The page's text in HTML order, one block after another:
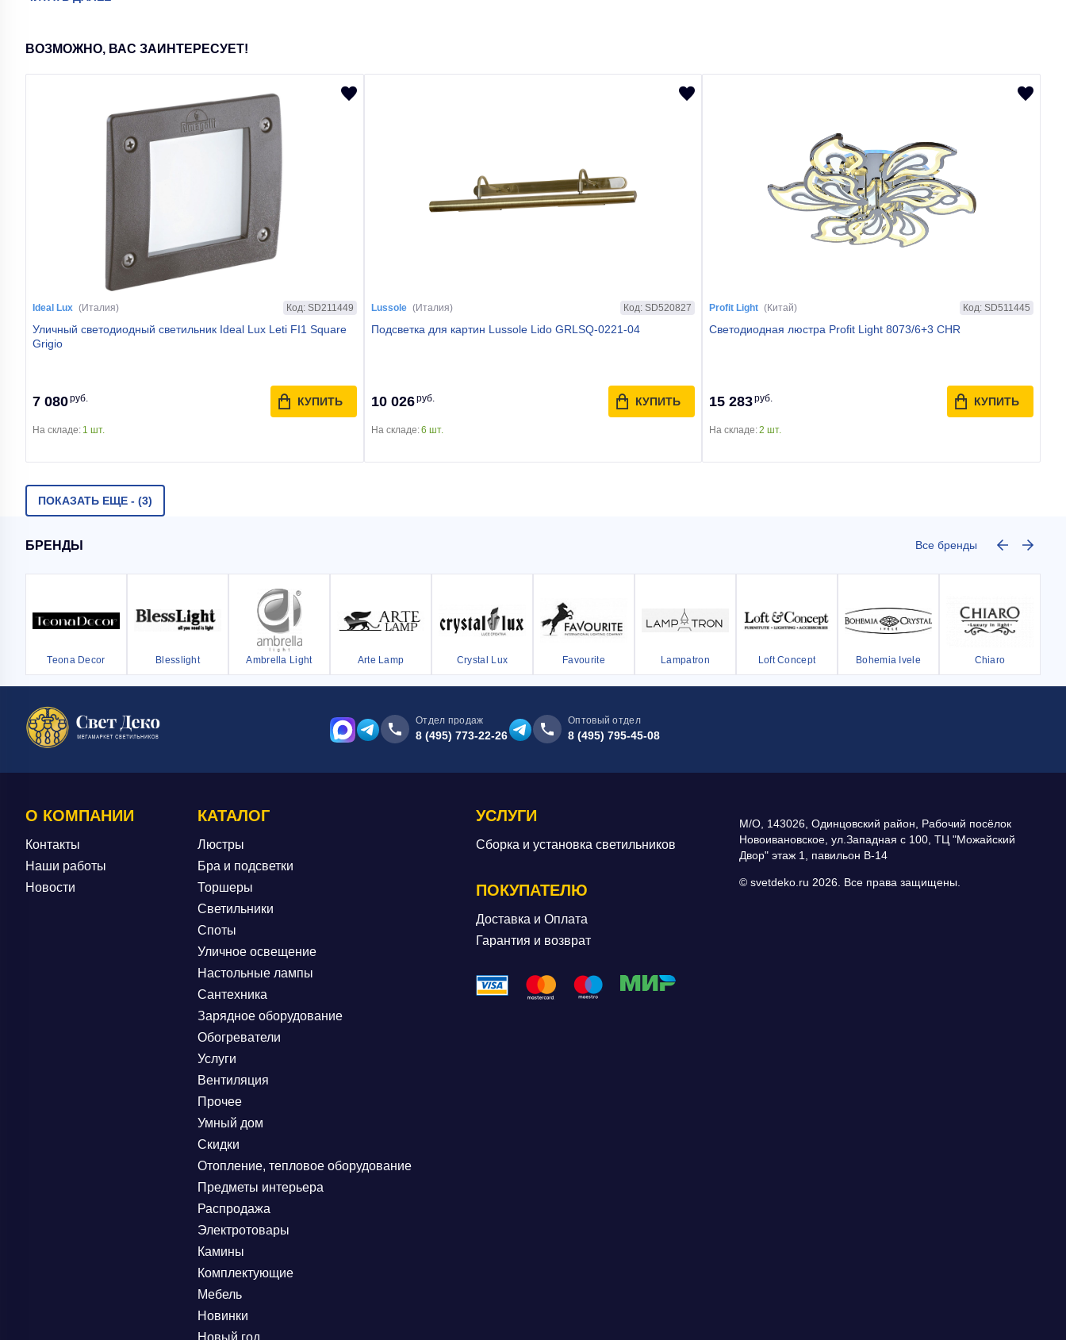
что обеспечивает яркое и комфортное освещение.
Особенностью лампы является возможность подключения диммера, что позволяет регулировать яркость света
в зависимости от ваших предпочтений и потребностей.
Компактные размеры (ширина и длина составляют 20 см, а высота - 50 см) и вес всего 0,7 кг делают лампу
удобной для размещения на столе или тумбо
ВОЗМОЖНО, ВАС ЗАИНТЕРЕСУЕТ!
Ideal Lux (Италия) Код: SD211449
Уличный светодиодный светильник Ideal Lux Leti FI1 Square
Grigio
7 080руб. КУПИТЬ
На складе: 1 шт.
Lussole (Италия) Код: SD520827
Подсветка для картин Lussole Lido GRLSQ-0221-04
10 026руб. КУПИТЬ
На складе:6 шт.
Profit Light (Китай) Код: SD511445
Светодиодная люстра Profit Light 8073/6+3 CHR
15 283руб. КУПИТЬ
На складе:2 шт.
ПОКАЗАТЬ ЕЩЕ - (3)
БРЕНДЫ Все бренды
Teona Decor Blesslight Ambrella Light Arte Lamp Crystal Lux Favourite Lampatron Loft Concept Bohemia Ivele Chiaro
Отдел продаж
8 (495) 773-22-26
Оптовый отдел
8 (495) 795-45-08
О КОМПАНИИ
Контакты
Наши работы
Новости
КАТАЛОГ
Люстры
Бра и подсветки
Торшеры
Светильники
Споты
Уличное освещение
Настольные лампы
Сантехника
Зарядное оборудование
Обогреватели
Услуги
Вентиляция
Прочее
Умный дом
Скидки
Отопление, тепловое оборудование
Предметы интерьера
Распродажа
Электротовары
Камины
Комплектующие
Мебель
Новинки
Новый год
УСЛУГИ
Сборка и установка светильников
ПОКУПАТЕЛЮ
Доставка и Оплата
Гарантия и возврат
М/О, 143026, Одинцовский район, Рабочий посёлок
Новоивановское, ул.Западная с 100, ТЦ "Можайский
Двор" этаж 1, павильон В-14
© svetdeko.ru 2026. Все права защищены.